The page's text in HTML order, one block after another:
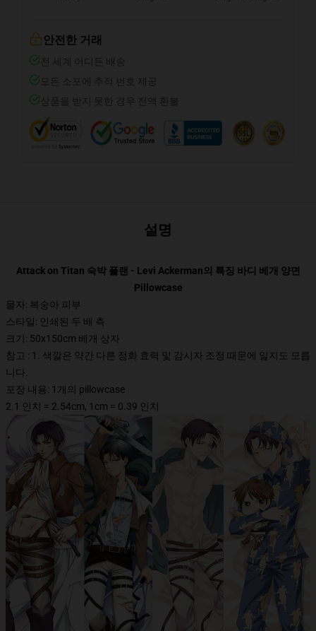
안전한 거래
전 세계 어디든 배송
모든 소포에 추적 번호 제공
상품을 받지 못한 경우 전액 환불
설명
Attack on Titan 숙박 플랜 - Levi Ackerman의 특징 바디 베개 양면
Pillowcase
물자: 복숭아 피부
스타일: 인쇄된 두 배 측
크기: 50x150cm 베개 상자
참고 : 1. 색깔은 약간 다른 점화 효력 및 감시자 조정 때문에 일지도 모릅
니다.
포장 내용: 1개의 pillowcase
2.1 인치 = 2.54cm, 1cm = 0.39 인치